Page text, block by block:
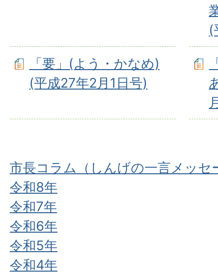
(
「要」(よう・かなめ)
(平成27年2月1日号)
市長コラム（しんげの一言メッセ
令和8年
令和7年
令和6年
令和5年
令和4年